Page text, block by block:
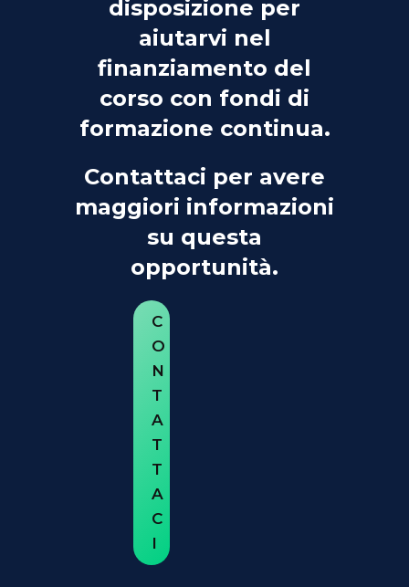
disposizione per
aiutarvi nel
finanziamento del
corso con fondi di
formazione continua.
Contattaci per avere
maggiori informazioni
su questa
opportunità.
C
O
N
T
A
T
T
A
C
I